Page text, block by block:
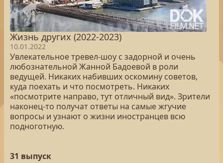
Жизнь других (2022-2023)
10.01.2022
Увлекательное тревел-шоу с задорной и очень
любознательной Жанной Бадоевой в роли
ведущей. Никаких набивших оскомину советов,
куда поехать и что посмотреть. Никаких
«посмотрите направо, тут отличный вид». Зрители
наконец-то получат ответы на самые жгучие
вопросы и узнают о жизни иностранцев всю
подноготную.
31 выпуск